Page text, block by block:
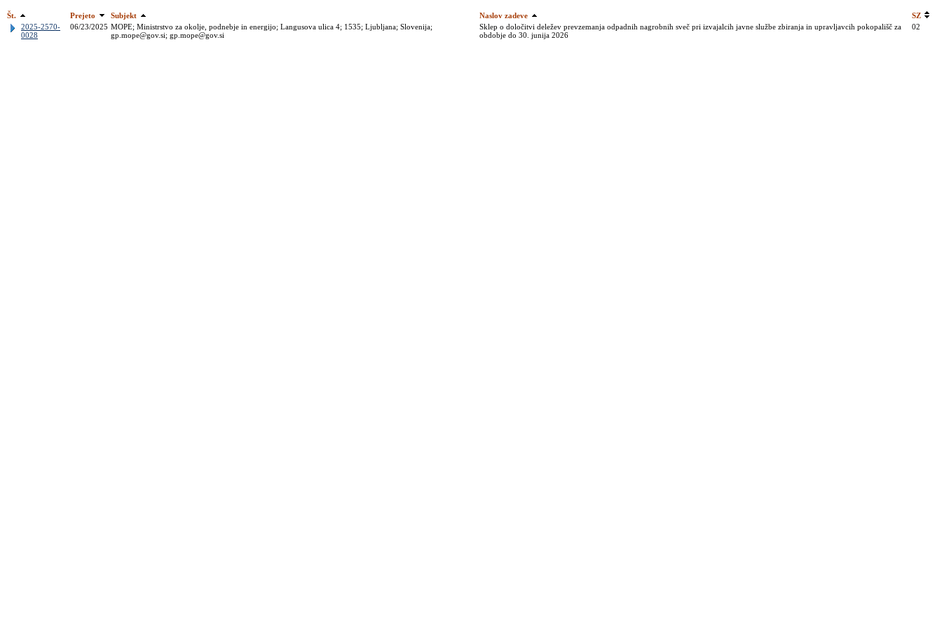
Št. Prejeto Subjekt Naslov zadeve
SZ
2025-2570-
0028
06/23/2025 MOPE; Ministrstvo za okolje, podnebje in energijo; Langusova ulica 4; 1535; Ljubljana; Slovenija;
gp.mope@gov.si; gp.mope@gov.si
Sklep o določitvi deležev prevzemanja odpadnih nagrobnih sveč pri izvajalcih javne službe zbiranja in upravljavcih pokopališč za
obdobje do 30. junija 2026
02